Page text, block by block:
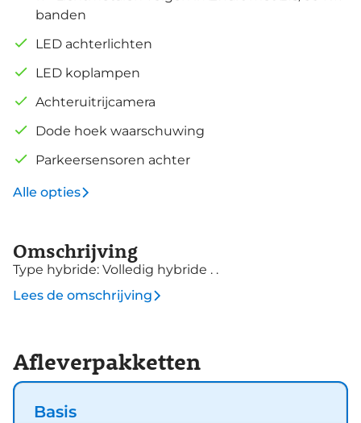
banden
LED achterlichten
LED koplampen
Achteruitrijcamera
Dode hoek waarschuwing
Parkeersensoren achter
Alle opties
Omschrijving
Type hybride: Volledig hybride . .
Lees de omschrijving
Afleverpakketten
Basis